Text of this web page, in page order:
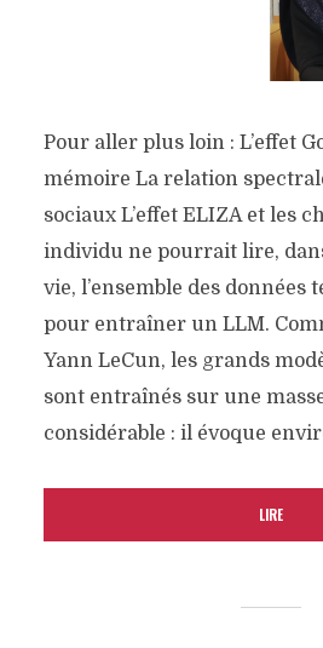
Pour aller plus loin : L’effet
mémoire La relation
sociaux L’effet ELIZA et les
individu ne pourrait lire,
vie, l’ensemble des données
pour entraîner un LLM.
Yann LeCun, les grands
sont entraînés sur une
considérable : il évoque
LIRE